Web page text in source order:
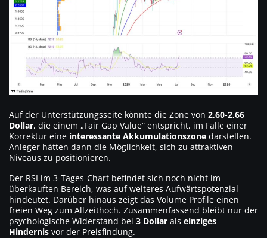
Auf der Unterstützungsseite könnte die Zone von 2,60-2,66
Dollar, die einem „Fair Gap Value“ entspricht, im Falle einer
Korrektur eine interessante Akkumulationszone darstellen.
Anleger hätten dann die Möglichkeit, sich zu attraktiven
Niveaus zu positionieren.
Der RSI im 3-Tages-Chart befindet sich noch nicht im
überkauften Bereich, was auf weiteres Aufwärtspotenzial
hindeutet. Darüber hinaus zeigt das Volume Profile einen
freien Weg zum Allzeithoch. Zusammenfassend bleibt nur der
psychologische Widerstand bei 3 Dollar als einziges
Hindernis vor der Preisfindung.